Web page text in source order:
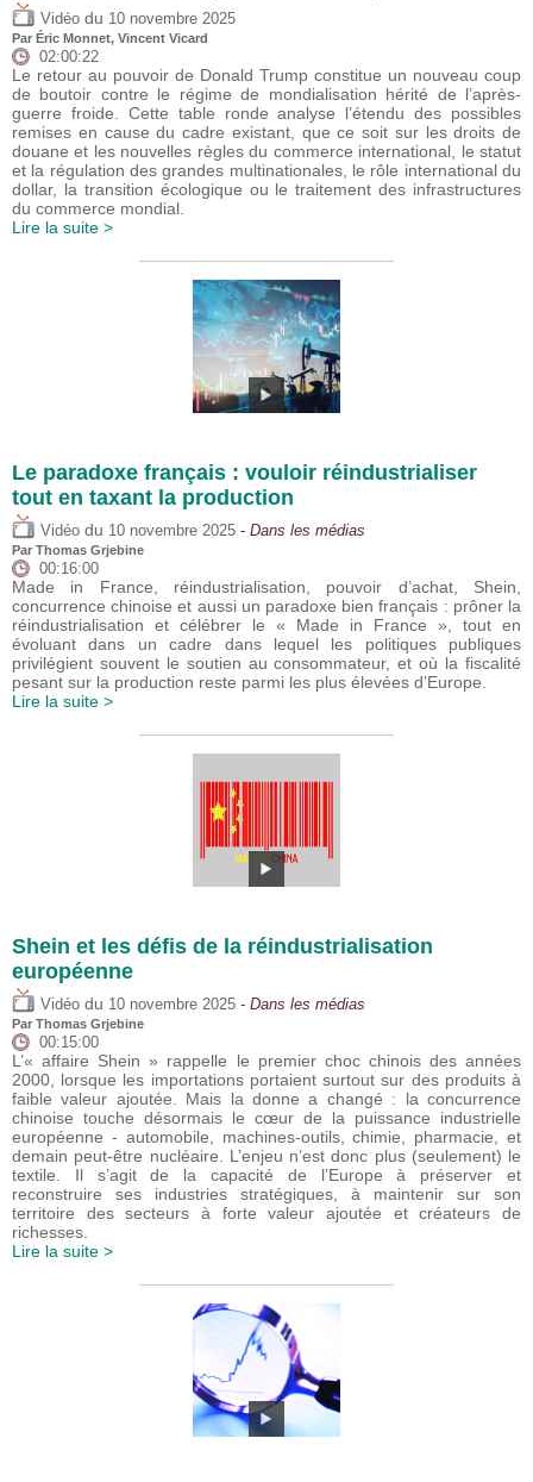
Vidéo du 10 novembre 2025
Par Éric Monnet, Vincent Vicard
02:00:22
Le retour au pouvoir de Donald Trump constitue un nouveau coup
de boutoir contre le régime de mondialisation hérité de l’après-
guerre froide. Cette table ronde analyse l’étendu des possibles
remises en cause du cadre existant, que ce soit sur les droits de
douane et les nouvelles règles du commerce international, le statut
et la régulation des grandes multinationales, le rôle international du
dollar, la transition écologique ou le traitement des infrastructures
du commerce mondial.
Lire la suite >
Le paradoxe français : vouloir réindustrialiser
tout en taxant la production
Vidéo du 10 novembre 2025 - Dans les médias
Par Thomas Grjebine
00:16:00
Made in France, réindustrialisation, pouvoir d’achat, Shein,
concurrence chinoise et aussi un paradoxe bien français : prôner la
réindustrialisation et célébrer le « Made in France », tout en
évoluant dans un cadre dans lequel les politiques publiques
privilégient souvent le soutien au consommateur, et où la fiscalité
pesant sur la production reste parmi les plus élevées d’Europe.
Lire la suite >
Shein et les défis de la réindustrialisation
européenne
Vidéo du 10 novembre 2025 - Dans les médias
Par Thomas Grjebine
00:15:00
L’« affaire Shein » rappelle le premier choc chinois des années
2000, lorsque les importations portaient surtout sur des produits à
faible valeur ajoutée. Mais la donne a changé : la concurrence
chinoise touche désormais le cœur de la puissance industrielle
européenne - automobile, machines-outils, chimie, pharmacie, et
demain peut-être nucléaire. L’enjeu n’est donc plus (seulement) le
textile. Il s’agit de la capacité de l’Europe à préserver et
reconstruire ses industries stratégiques, à maintenir sur son
territoire des secteurs à forte valeur ajoutée et créateurs de
richesses.
Lire la suite >